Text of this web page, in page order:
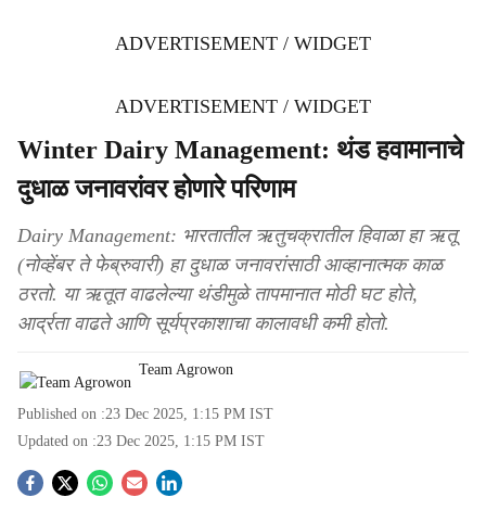
ADVERTISEMENT / WIDGET
ADVERTISEMENT / WIDGET
Winter Dairy Management: थंड हवामानाचे
दुधाळ जनावरांवर होणारे परिणाम
Dairy Management: भारतातील ऋतुचक्रातील हिवाळा हा ऋतू
(नोव्हेंबर ते फेब्रुवारी) हा दुधाळ जनावरांसाठी आव्हानात्मक काळ
ठरतो. या ऋतूत वाढलेल्या थंडीमुळे तापमानात मोठी घट होते,
आर्द्रता वाढते आणि सूर्यप्रकाशाचा कालावधी कमी होतो.
Team Agrowon
Published on :23 Dec 2025, 1:15 PM IST
Updated on :23 Dec 2025, 1:15 PM IST
S